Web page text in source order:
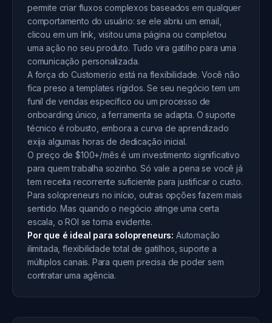
permite criar fluxos complexos baseados em qualquer
comportamento do usuário: se ele abriu um email,
clicou em um link, visitou uma página ou completou
uma ação no seu produto. Tudo vira gatilho para uma
comunicação personalizada.
A força do Customer.io está na flexibilidade. Você não
fica preso a templates rígidos. Se seu negócio tem um
funil de vendas específico ou um processo de
onboarding único, a ferramenta se adapta. O suporte
técnico é robusto, embora a curva de aprendizado
exija algumas horas de dedicação inicial.
O preço de $100+/mês é um investimento significativo
para quem trabalha sozinho. Só vale a pena se você já
tem receita recorrente suficiente para justificar o custo.
Para solopreneurs no início, outras opções fazem mais
sentido. Mas quando o negócio atinge uma certa
escala, o ROI se torna evidente.
Por que é ideal para solopreneurs: Automação
ilimitada, flexibilidade total de gatilhos, suporte a
múltiplos canais. Para quem precisa de poder sem
contratar uma agência.